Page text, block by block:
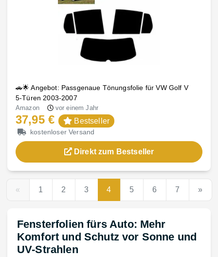
🚗🌟 Angebot: Passgenaue Tönungsfolie für VW Golf V
5-Türen 2003-2007
Amazon vor einem Jahr
37,95 € Bestseller
kostenloser Versand
Direkt zum Bestseller
« 1 2 3 4 5 6 7 »
Fensterfolien fürs Auto: Mehr
Komfort und Schutz vor Sonne und
UV-Strahlen